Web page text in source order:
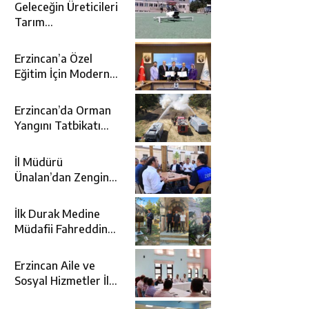
Geleceğin Üreticileri
Tarım
Tanışıyor
Erzincan’a Özel
Eğitim İçin Modern
Eğitim Meslek Okulu
Protokolü İmzalandı
Erzincan’da Orman
Yangını Tatbikatı
İl Müdürü
Ünalan’dan Zengin
Ziyareti
İlk Durak Medine
Müdafii Fahreddin
Kabri
Erzincan Aile ve
Sosyal Hizmetler İl